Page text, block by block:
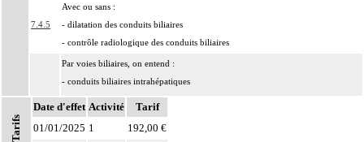
7.4.5
Avec ou sans :
- dilatation des conduits biliaires
- contrôle radiologique des conduits biliaires
7.4
Par voies biliaires, on entend :
- conduits biliaires intrahépatiques
- conduits biliaires extrahépatiques : conduit hépatique commun et conduit
cholédoque
- vésicule biliaire et conduit cystique.
Tarifs
Date d'effet Activité
Tarif
01/01/2025 1
192,00 €